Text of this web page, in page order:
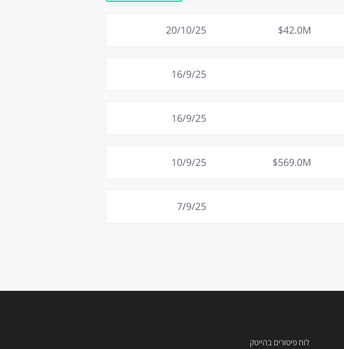
M
42.0
$
20/10/25
16/9/25
16/9/25
M
569.0
$
10/9/25
7/9/25
לוח פיטורים בהייטק